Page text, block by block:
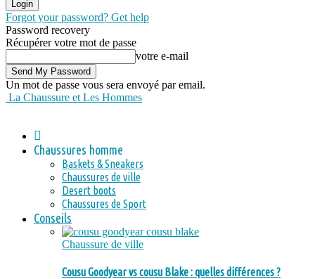
Forgot your password? Get help
Password recovery
Récupérer votre mot de passe
votre e-mail
Un mot de passe vous sera envoyé par email.
La Chaussure et Les Hommes
Chaussures homme
Baskets & Sneakers
Chaussures de ville
Desert boots
Chaussures de Sport
Conseils
Chaussure de ville
Cousu Goodyear vs cousu Blake : quelles différences ?